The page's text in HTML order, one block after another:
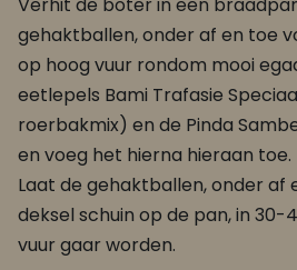
Verhit de boter in een
gehaktballen, onder af en toe
op hoog vuur rondom mooi
eetlepels Bami Trafasie
roerbakmix) en de Pinda
en voeg het hierna hieraan toe.
Laat de gehaktballen, onder af
deksel schuin op de pan, in 30-
vuur gaar worden.